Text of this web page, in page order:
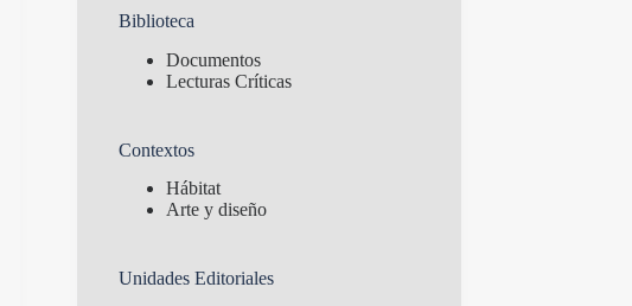
Biblioteca
Documentos
Lecturas Críticas
Contextos
Hábitat
Arte y diseño
Unidades Editoriales